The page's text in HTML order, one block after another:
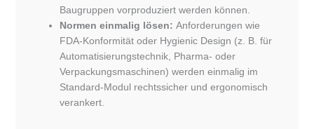
Baugruppen vorproduziert werden können.
Normen einmalig lösen: Anforderungen wie
FDA-Konformität oder Hygienic Design (z. B. für
Automatisierungstechnik, Pharma- oder
Verpackungsmaschinen) werden einmalig im
Standard-Modul rechtssicher und ergonomisch
verankert.